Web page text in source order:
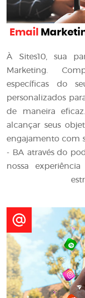
Email
À Sites10, sua
Marketing.
específicas do
personalizados
de maneira
alcançar seus
engajamento com
- BA através do
nossa